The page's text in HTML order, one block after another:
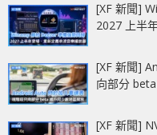
[XF 新聞]
2027 上半
[XF 新聞]
向部分
[XF 新聞]